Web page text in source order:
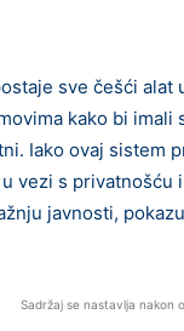
sve češći alat
kako bi
Iako ovaj sistem
vezi s
javnosti,
Sadržaj se nastavlja nakon